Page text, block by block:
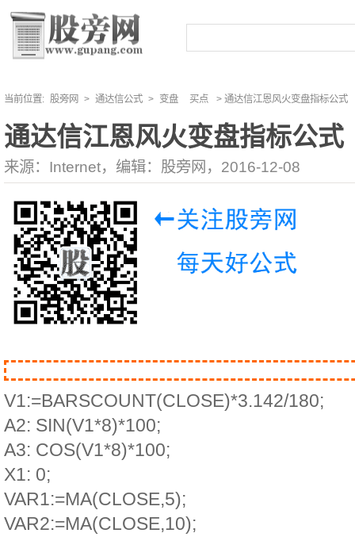
当前位置: 股旁网 > 通达信公式 > 变盘 买点 > 通达信江恩风火变盘指标公式
通达信江恩风火变盘指标公式
来源：Internet，编辑：股旁网，2016-12-08
V1:=BARSCOUNT(CLOSE)*3.142/180;
A2: SIN(V1*8)*100;
A3: COS(V1*8)*100;
X1: 0;
VAR1:=MA(CLOSE,5);
VAR2:=MA(CLOSE,10);